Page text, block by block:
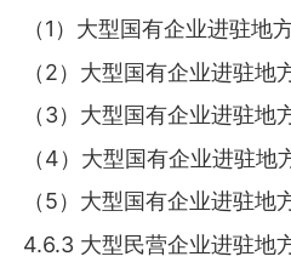
（1）大型国有企业进驻地
（2）大型国有企业进驻地
（3）大型国有企业进驻地
（4）大型国有企业进驻地
（5）大型国有企业进驻地
4.6.3 大型民营企业进驻地